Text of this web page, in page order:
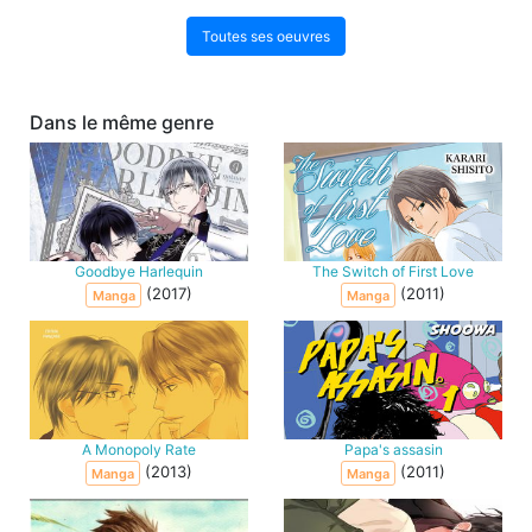
Toutes ses oeuvres
Dans le même genre
Goodbye Harlequin
Manga (2017)
The Switch of First Love
Manga (2011)
A Monopoly Rate
Manga (2013)
Papa's assasin
Manga (2011)